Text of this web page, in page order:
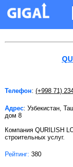
Сварочные
Телефон: (+998 71)
Адрес: Узбекистан,
дом 8
Компания QURILISH
строительных услуг.
Рейтинг: 380